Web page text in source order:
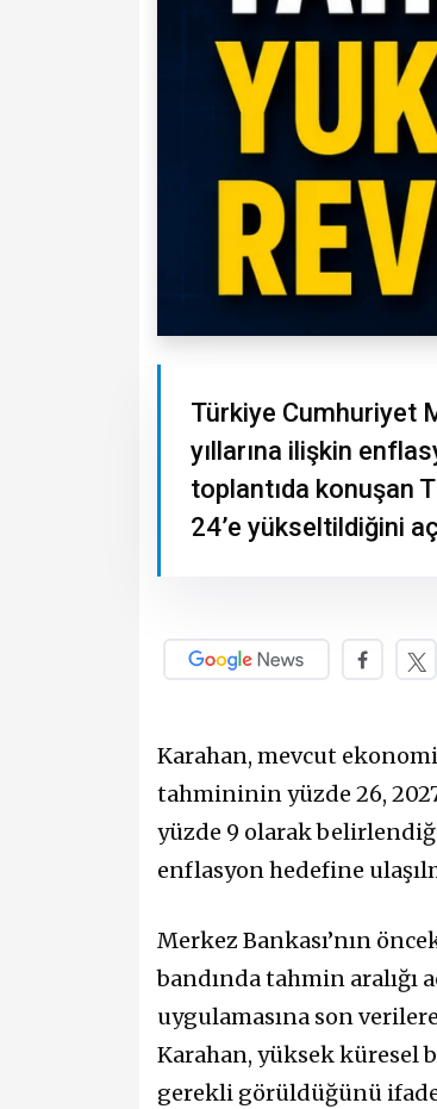
Türkiye Cumhuriyet
yıllarına ilişkin
toplantıda konuşan
24’e yükseltildiğini
Karahan, mevcut
tahmininin yüzde 26,
yüzde 9 olarak
enflasyon hedefine
Merkez Bankası’nın
bandında tahmin aralığı
uygulamasına son
Karahan, yüksek
gerekli görüldüğünü